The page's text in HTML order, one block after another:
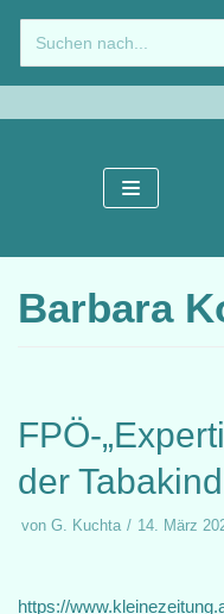
Zum
Inhalt
springen
Barbara
FPÖ-
der
von G. Kuchta 14. März
https://